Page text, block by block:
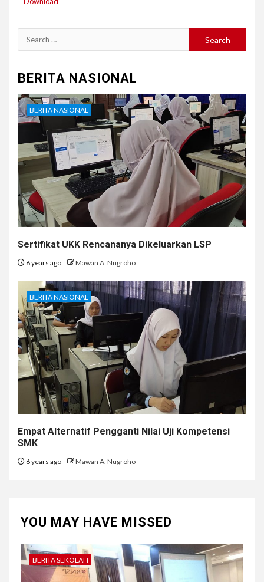
Search
for:
BERITA NASIONAL
BERITA NASIONAL
Sertifikat UKK Rencananya Dikeluarkan LSP
6 years ago Mawan A. Nugroho
BERITA NASIONAL
Empat Alternatif Pengganti Nilai Uji Kompetensi
SMK
6 years ago Mawan A. Nugroho
YOU MAY HAVE MISSED
BERITA SEKOLAH